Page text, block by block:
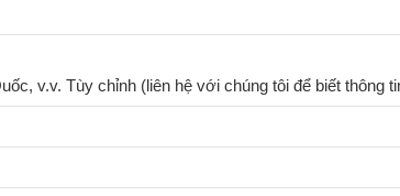
v.v. Tùy chỉnh (liên hệ với chúng tôi để biết thông